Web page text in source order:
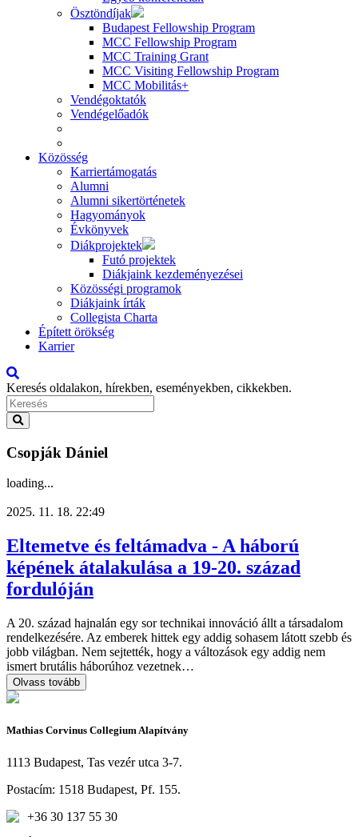
Ösztöndíjak
Budapest Fellowship Program
MCC Fellowship Program
MCC Training Grant
MCC Visiting Fellowship Program
MCC Mobilitás+
Vendégoktatók
Vendégelőadók
Közösség
Karriertámogatás
Alumni
Alumni sikertörténetek
Hagyományok
Évkönyvek
Diákprojektek
Futó projektek
Diákjaink kezdeményezései
Közösségi programok
Diákjaink írták
Collegista Charta
Épített örökség
Karrier
Keresés oldalakon, hírekben, eseményekben, cikkekben.
Csopják Dániel
loading...
2025. 11. 18. 22:49
Eltemetve és feltámadva - A háború
képének átalakulása a 19-20. század
fordulóján
A 20. század hajnalán egy sor technikai innováció állt a társadalom
rendelkezésére. Az emberek hittek egy addig sohasem látott szebb és
jobb világban. Nem sejtették, hogy a változások egy addig nem
ismert brutális háborúhoz vezetnek…
Olvass tovább
Mathias Corvinus Collegium Alapítvány
1113 Budapest, Tas vezér utca 3-7.
Postacím: 1518 Budapest, Pf. 155.
+36 30 137 55 30